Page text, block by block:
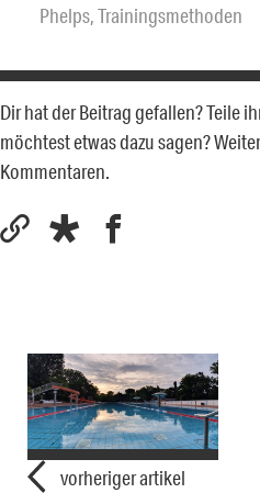
Phelps,Trainingsmethoden
Dir hat der Beitrag gefallen? Teile
möchtest etwas dazu sagen?
Kommentaren.
vorheriger artikel